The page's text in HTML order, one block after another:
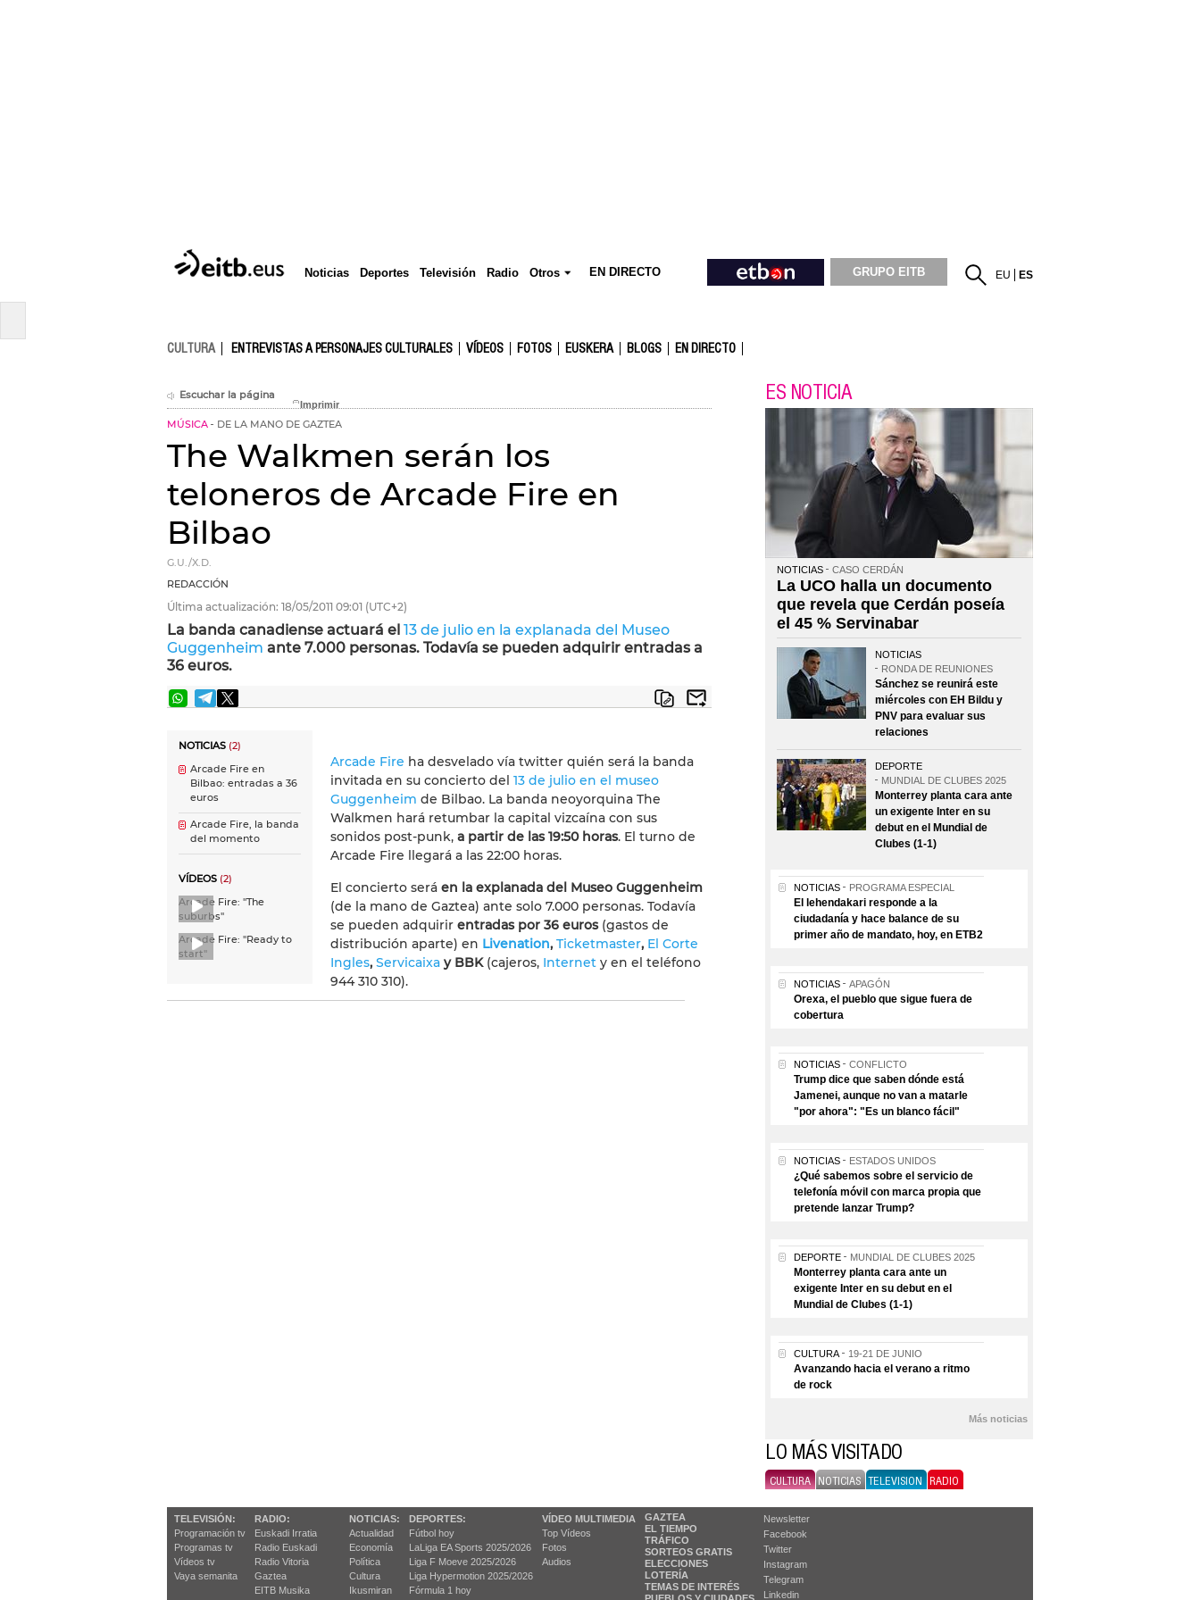
Noticias Deportes Televisión Radio Otros EN DIRECTO GRUPO EITB EU ES
CULTURA ENTREVISTAS A PERSONAJES CULTURALES VÍDEOS FOTOS EUSKERA BLOGS EN DIRECTO
Escuchar la página
MÚSICA DE LA MANO DE GAZTEA
The Walkmen serán los
teloneros de Arcade Fire en
Bilbao
G.U./X.D.
REDACCIÓN
Última actualización: 18/05/2011 09:01 (UTC+2)
La banda canadiense actuará el 13 de julio en la explanada del Museo
Guggenheim ante 7.000 personas. Todavía se pueden adquirir entradas a
36 euros.
NOTICIAS (2)
Arcade Fire en
Bilbao: entradas a 36
euros
Arcade Fire, la banda
del momento
VÍDEOS (2)
Arcade Fire: ''The
suburbs''
Arcade Fire: ''Ready to
start''
Arcade Fire ha desvelado vía twitter quién será la banda
invitada en su concierto del 13 de julio en el museo
Guggenheim de Bilbao. La banda neoyorquina The
Walkmen hará retumbar la capital vizcaína con sus
sonidos post-punk, a partir de las 19:50 horas. El turno de
Arcade Fire llegará a las 22:00 horas.
El concierto será en la explanada del Museo Guggenheim
(de la mano de Gaztea) ante solo 7.000 personas. Todavía
se pueden adquirir entradas por 36 euros(gastos de
distribución aparte) en Livenation, Ticketmaster, El Corte
Ingles, Servicaixa y BBK(cajeros, Internet y en el teléfono
944 310 310).
ES NOTICIA
NOTICIAS CASO CERDÁN
La UCO halla un documento
que revela que Cerdán poseía
el 45 % Servinabar
NOTICIAS
RONDA DE REUNIONES
Sánchez se reunirá este
miércoles con EH Bildu y
PNV para evaluar sus
relaciones
DEPORTE
MUNDIAL DE CLUBES 2025
Monterrey planta cara ante
un exigente Inter en su
debut en el Mundial de
Clubes (1-1)
NOTICIAS PROGRAMA ESPECIAL
El lehendakari responde a la
ciudadanía y hace balance de su
primer año de mandato, hoy, en ETB2
NOTICIAS APAGÓN
Orexa, el pueblo que sigue fuera de
cobertura
NOTICIAS CONFLICTO
Trump dice que saben dónde está
Jamenei, aunque no van a matarle
"por ahora": "Es un blanco fácil"
NOTICIAS ESTADOS UNIDOS
¿Qué sabemos sobre el servicio de
telefonía móvil con marca propia que
pretende lanzar Trump?
DEPORTE MUNDIAL DE CLUBES 2025
Monterrey planta cara ante un
exigente Inter en su debut en el
Mundial de Clubes (1-1)
CULTURA 19-21 DE JUNIO
Avanzando hacia el verano a ritmo
de rock
Más noticias
LO MÁS VISITADO
CULTURA NOTICIAS TELEVISION RADIO
TELEVISIÓN:
Programación tv
Programas tv
Vídeos tv
Vaya semanita
RADIO:
Euskadi Irratia
Radio Euskadi
Radio Vitoria
Gaztea
EITB Musika
NOTICIAS:
Actualidad
Economía
Política
Cultura
Ikusmiran
DEPORTES:
Fútbol hoy
LaLiga EA Sports 2025/2026
Liga F Moeve 2025/2026
Liga Hypermotion 2025/2026
Fórmula 1 hoy
VÍDEO MULTIMEDIA
Top Vídeos
Fotos
Audios
GAZTEA
EL TIEMPO
TRÁFICO
SORTEOS GRATIS
ELECCIONES
LOTERÍA
TEMAS DE INTERÉS
Newsletter
Facebook
Twitter
Instagram
Telegram
Linkedin